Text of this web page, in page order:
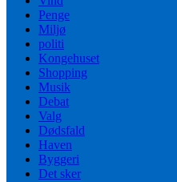
Penge
Miljø
politi
Kongehuset
Shopping
Musik
Debat
Valg
Dødsfald
Haven
Byggeri
Det sker